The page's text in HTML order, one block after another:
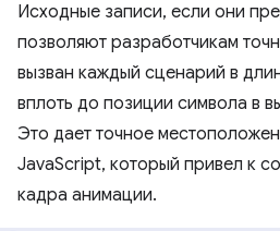
Исходные записи, если они
позволяют разработчикам
вызван каждый сценарий в
вплоть до позиции символа в
Это дает точное
JavaScript, который привел к
кадра анимации.